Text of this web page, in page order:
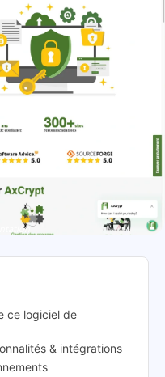
ce logiciel de
& intégrations